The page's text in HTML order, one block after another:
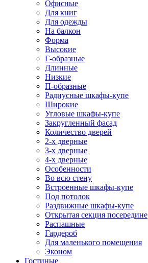
Офисные
Для книг
Для одежды
На балкон
Форма
Высокие
Г-образные
Длинные
Низкие
П-образные
Радиусные шкафы-купе
Широкие
Угловые шкафы-купе
Закругленный фасад
Количество дверей
2-х дверные
3-х дверные
4-х дверные
Особенности
Во всю стену
Встроенные шкафы-купе
Под потолок
Раздвижные шкафы-купе
Открытая секция посередине
Распашные
Гардероб
Для маленького помещения
Эконом
Гостиные